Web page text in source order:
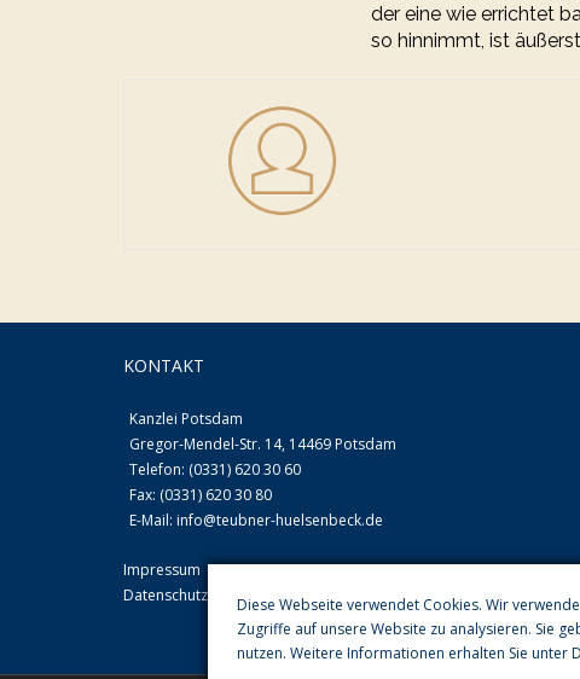
der eine wie errichtet
so hinnimmt, ist
KONTAKT
Kanzlei Potsdam
Gregor-Mendel-Str. 14, 14469 Potsdam
Telefon: (0331) 620 30 60
Fax: (0331) 620 30 80
E-Mail: info@teubner-huelsenbeck.de
Impressum
DatenschutzerklärungDiese Webseite verwendet Cookies. Wir
Zugriffe auf unsere Website zu analysieren. Sie
nutzen. Weitere Informationen erhalten Sie unter